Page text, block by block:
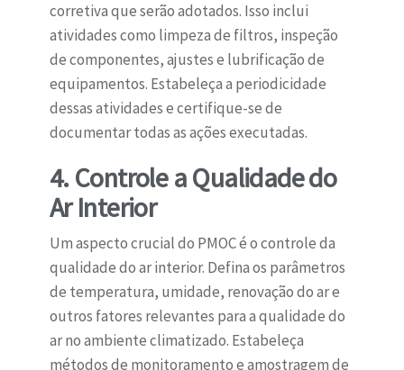
corretiva que serão adotados. Isso inclui
atividades como limpeza de filtros, inspeção
de componentes, ajustes e lubrificação de
equipamentos. Estabeleça a periodicidade
dessas atividades e certifique-se de
documentar todas as ações executadas.
4. Controle a Qualidade do
Ar Interior
Um aspecto crucial do PMOC é o controle da
qualidade do ar interior. Defina os parâmetros
de temperatura, umidade, renovação do ar e
outros fatores relevantes para a qualidade do
ar no ambiente climatizado. Estabeleça
métodos de monitoramento e amostragem de